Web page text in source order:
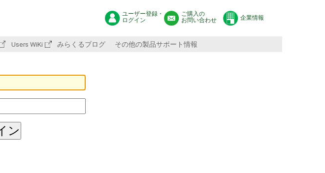
ユーザー登録・
ログイン
ご購入の
お問い合わせ
企業情報
Users WiKi みらくるブログ その他の製品サポート情報